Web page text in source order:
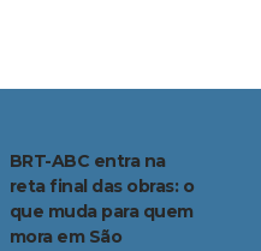
BRT-ABC entra na
reta final das obras: o
que muda para quem
mora em São